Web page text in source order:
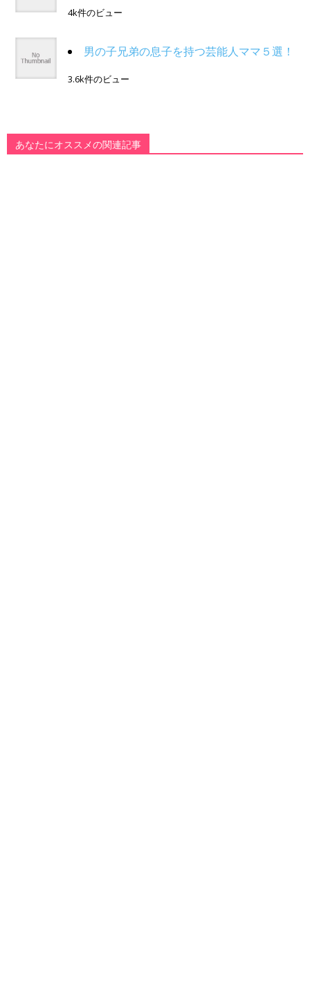
4k件のビュー
男の子兄弟の息子を持つ芸能人ママ５選！
3.6k件のビュー
あなたにオススメの関連記事